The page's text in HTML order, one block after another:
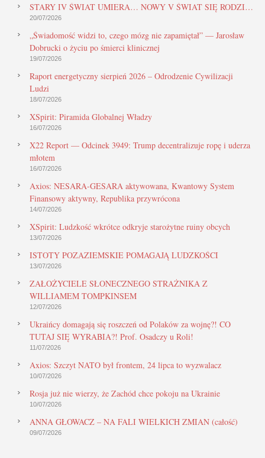
STARY IV ŚWIAT UMIERA… NOWY V ŚWIAT SIĘ RODZI…
20/07/2026
„Świadomość widzi to, czego mózg nie zapamiętał” — Jarosław
Dobrucki o życiu po śmierci klinicznej
19/07/2026
Raport energetyczny sierpień 2026 – Odrodzenie Cywilizacji
Ludzi
18/07/2026
XSpirit: Piramida Globalnej Władzy
16/07/2026
X22 Report — Odcinek 3949: Trump decentralizuje ropę i uderza
młotem
16/07/2026
Axios: NESARA-GESARA aktywowana, Kwantowy System
Finansowy aktywny, Republika przywrócona
14/07/2026
XSpirit: Ludzkość wkrótce odkryje starożytne ruiny obcych
13/07/2026
ISTOTY POZAZIEMSKIE POMAGAJĄ LUDZKOŚCI
13/07/2026
ZAŁOŻYCIELE SŁONECZNEGO STRAŻNIKA Z
WILLIAMEM TOMPKINSEM
12/07/2026
Ukraińcy domagają się roszczeń od Polaków za wojnę?! CO
TUTAJ SIĘ WYRABIA?! Prof. Osadczy u Roli!
11/07/2026
Axios: Szczyt NATO był frontem, 24 lipca to wyzwalacz
10/07/2026
Rosja już nie wierzy, że Zachód chce pokoju na Ukrainie
10/07/2026
ANNA GŁOWACZ – NA FALI WIELKICH ZMIAN (całość)
09/07/2026